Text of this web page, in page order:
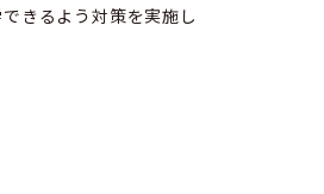
きるよう対策を実施し